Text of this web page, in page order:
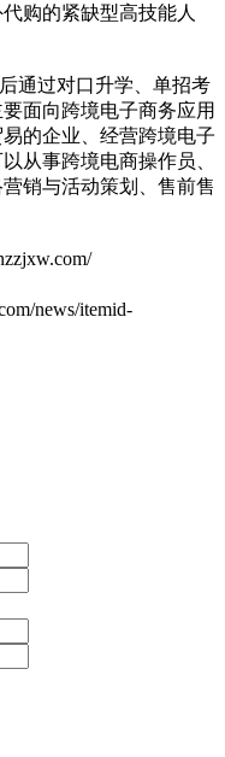
购的紧缺型高技能人
通过对口升学、单招考
面向跨境电子商务应用
的企业、经营跨境电子
从事跨境电商操作员、
销与活动策划、售前售
news/itemid-